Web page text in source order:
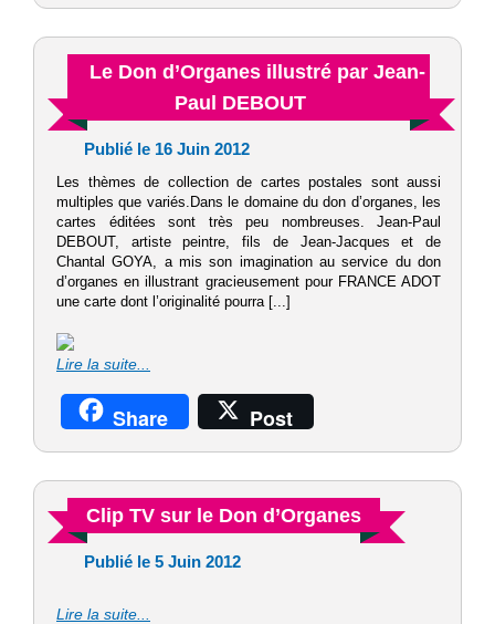
Le Don d’Organes illustré par Jean-
Paul DEBOUT
Publié le 16 Juin 2012
Les thèmes de collection de cartes postales sont aussi
multiples que variés.Dans le domaine du don d’organes, les
cartes éditées sont très peu nombreuses. Jean-Paul
DEBOUT, artiste peintre, fils de Jean-Jacques et de
Chantal GOYA, a mis son imagination au service du don
d’organes en illustrant gracieusement pour FRANCE ADOT
une carte dont l’originalité pourra [...]
Lire la suite...
Share Post
Clip TV sur le Don d’Organes
Publié le 5 Juin 2012
Lire la suite...